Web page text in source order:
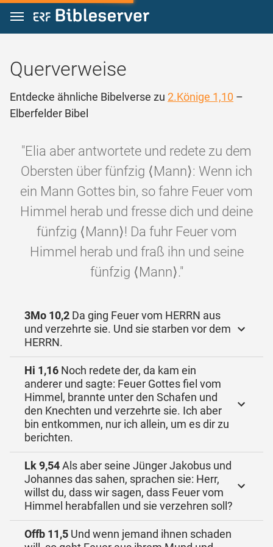
Zum Inhalt springen
Querverweise
Entdecke ähnliche Bibelverse zu 2.Könige 1,10 –
Elberfelder Bibel
"Elia aber antwortete und redete zu dem
Obersten über fünfzig ⟨Mann⟩: Wenn ich
ein Mann Gottes bin, so fahre Feuer vom
Himmel herab und fresse dich und deine
fünfzig ⟨Mann⟩! Da fuhr Feuer vom
Himmel herab und fraß ihn und seine
fünfzig ⟨Mann⟩."
3Mo 10,2 Da ging Feuer vom HERRN aus
und verzehrte sie. Und sie starben vor dem
HERRN.
Hi 1,16 Noch redete der, da kam ein
anderer und sagte: Feuer Gottes fiel vom
Himmel, brannte unter den Schafen und
den Knechten und verzehrte sie. Ich aber
bin entkommen, nur ich allein, um es dir zu
berichten.
Lk 9,54Als aber seine Jünger Jakobus und
Johannes das sahen, sprachen sie: Herr,
willst du, dass wir sagen, dass Feuer vom
Himmel herabfallen und sie verzehren soll?
Offb 11,5 Und wenn jemand ihnen schaden